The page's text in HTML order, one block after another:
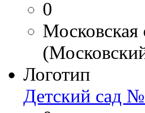
0
Московская
Логотип
Детский сад